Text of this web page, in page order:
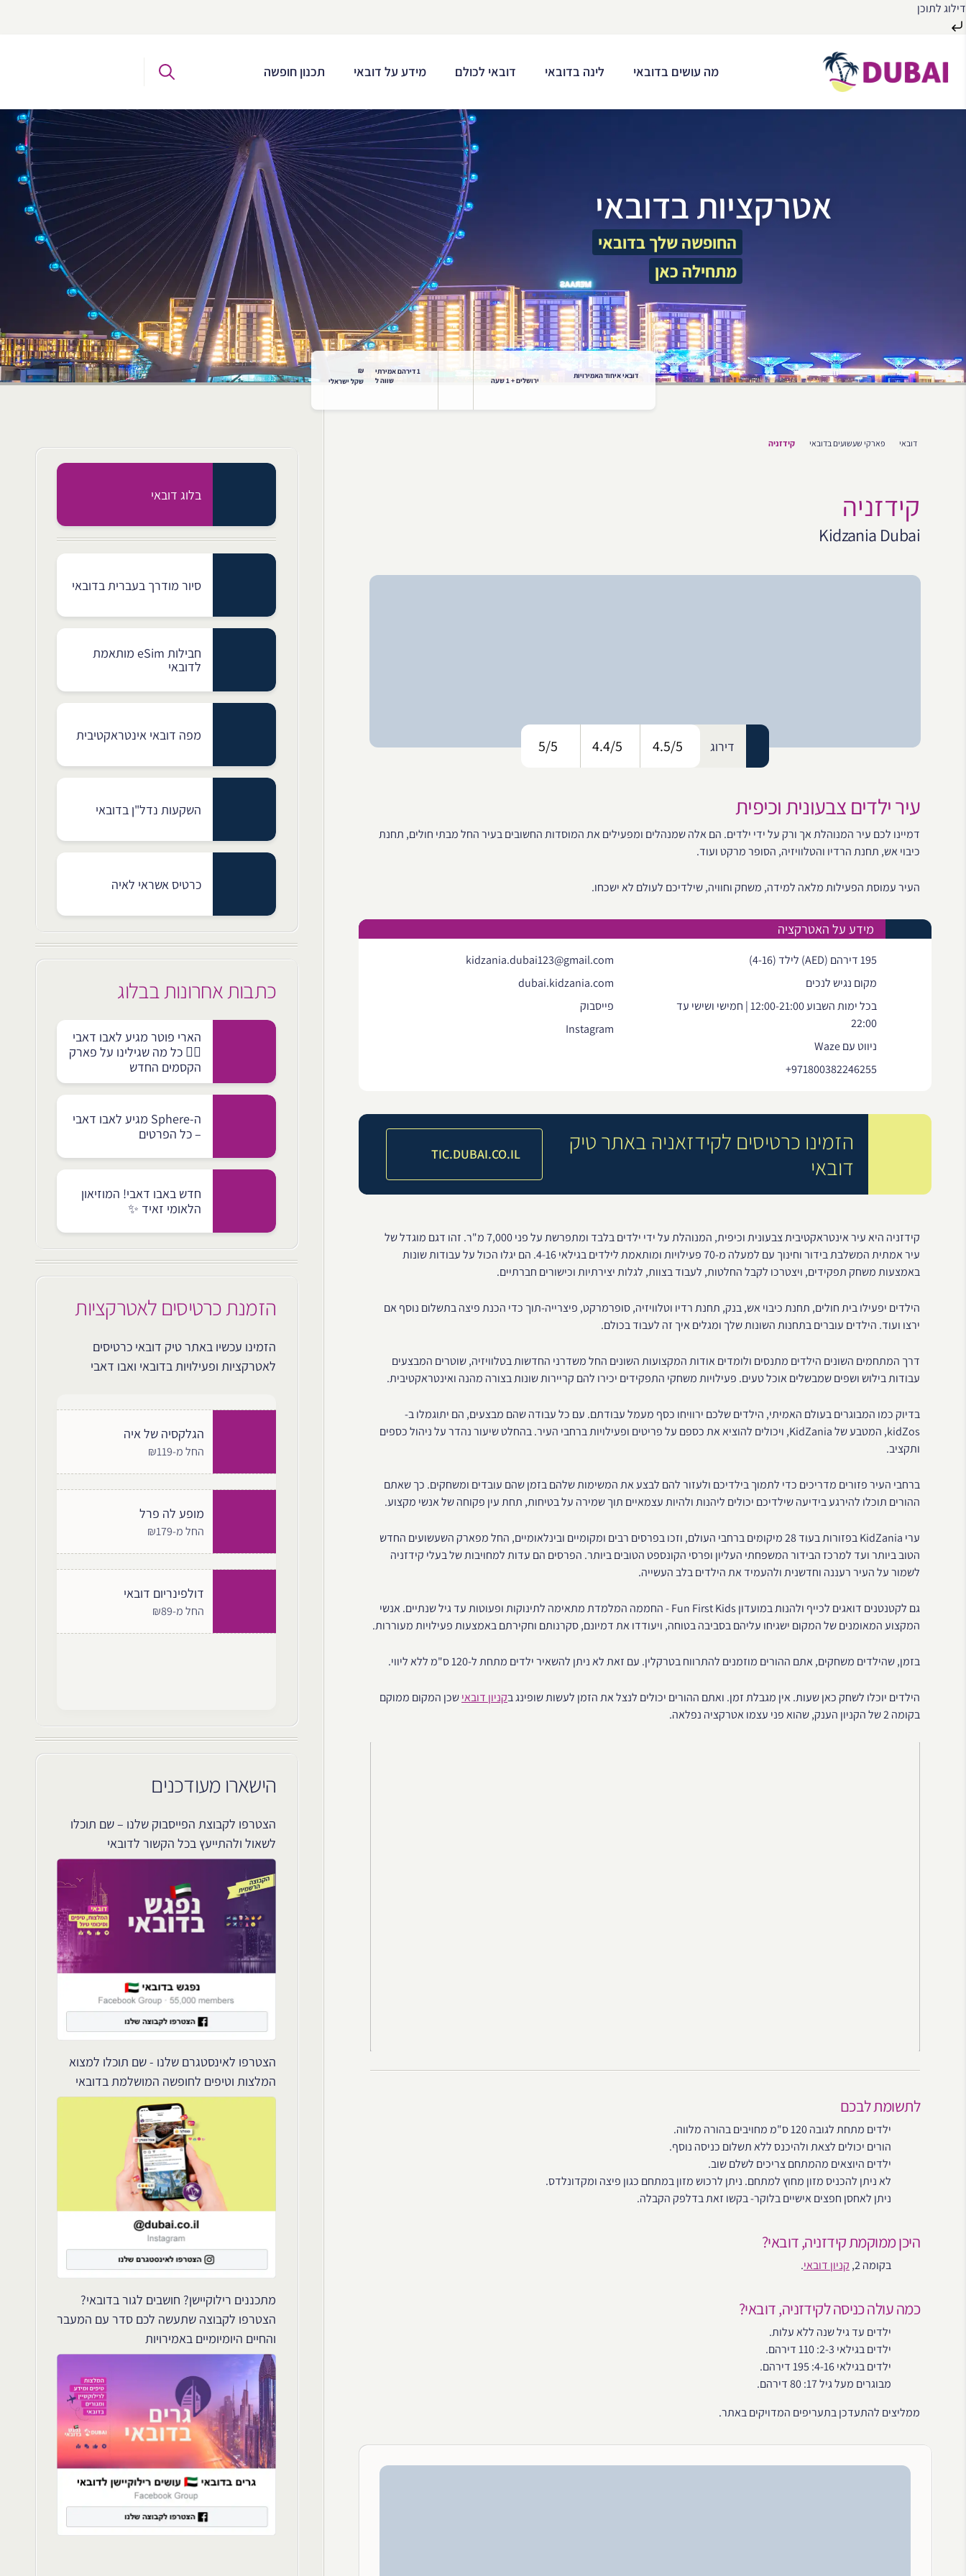
דילוג לתוכן
מה עושים בדובאי לינה בדובאי דובאי לכולם מידע על דובאי תכנון חופשה
אטרקציות בדובאי
החופשה שלך בדובאי
מתחילה כאן
דובאי איחוד האמירויות ירושלים + 1 שעה
1 דירהם אמירתי
שווה ל
₪
שקל ישראלי
דובאי פארקי שעשועים בדובאי קידזניה
קידזניה
Kidzania Dubai
דירוג 4.5/5
4.4/5
5/5
עיר ילדים צבעונית וכיפית
דמיינו לכם עיר המנוהלת אך ורק על ידי ילדים. הם אלה שמנהלים ומפעילים את המוסדות החשובים בעיר החל מבתי חולים, תחנת
כיבוי אש, תחנת הרדיו והטלוויזיה, הסופר מרקט ועוד.
העיר עמוסת הפעילות מלאה למידה, משחק וחוויה, שילדיכם לעולם לא ישכחו.
מידע על האטרקציה
195 דירהם (AED) לילד (4-16)
מקום נגיש לנכים
בכל ימות השבוע 12:00-21:00 | חמישי ושישי עד
22:00
ניווט עם Waze
+971800382246255
kidzania.dubai123@gmail.com
dubai.kidzania.com
פייסבוק
Instagram
הזמינו כרטיסים לקידזאניה באתר טיק
דובאי
TIC.DUBAI.CO.IL
קידזניה היא עיר אינטראקטיבית צבעונית וכיפית, המנוהלת על ידי ילדים בלבד ומתפרשת על פני 7,000 מ"ר. זהו דגם מוגדל של
עיר אמתית המשלבת בידור וחינוך עם למעלה מ-70 פעילויות ומותאמת לילדים בגילאי 4-16. הם יגלו הכול על עבודות שונות
באמצעות משחק תפקידים, ויצטרכו לקבל החלטות, לעבוד בצוות, לגלות יצירתיות וכישורים חברתיים.
הילדים יפעילו בית חולים, תחנת כיבוי אש, בנק, תחנת רדיו וטלוויזיה, סופרמרקט, פיצרייה-תוך כדי הכנת פיצה בתשלום נוסף אם
ירצו ועוד. הילדים עוברים בתחנות השונות שלך ומגלים איך זה לעבוד בכולם.
דרך המתחמים השונים הילדים מתנסים ולומדים אודות המקצועות השונים החל משדרני החדשות בטלוויזיה, שוטרים המבצעים
עבודות בילוש ושפים שמבשלים אוכל טעים. פעילויות משחקי התפקידים יכירו להם קריירות שונות בצורה מהנה ואינטראקטיבית.
בדיוק כמו המבוגרים בעולם האמיתי, הילדים שלכם ירוויחו כסף מעמל עבודתם. עם כל עבודה שהם מבצעים, הם יתוגמלו ב-
kidZos, המטבע של KidZania, ויכולים להוציא את כספם על פריטים ופעילויות ברחבי העיר. בהחלט שיעור נהדר על ניהול כספים
ותקציב.
ברחבי העיר פזורים מדריכים כדי לתמוך בילדיכם ולעזור להם לבצע את המשימות שלהם בזמן שהם עובדים ומשחקים. כך שאתם
ההורים תוכלו להירגע בידיעה שילדיכם יכולים ליהנות ולהיות עצמאיים תוך שמירה על בטיחות, תחת עין פקוחה של אנשי מקצוע.
ערי KidZania בפזורות בעוד 28 מיקומים ברחבי העולם, וזכו בפרסים רבים ומקומיים ובינלאומיים, החל מפארק השעשועים החדש
הטוב ביותר ועד למרכז הבידור המשפחתי העליון ופרסי הקונספט הטובים ביותר. הפרסים הם עדות למחויבות של בעלי קידזניה
לשמור על העיר רעננה וחדשנית ולהעמיד את הילדים בלב העשייה.
גם לקטנטנים דואגים לכייף ולהנות במועדון Fun First Kids - החממה המלמדת מתאימה לתינוקות ופעוטות עד גיל שנתיים. אנשי
המקצוע המאומנים של המקום ישגיחו עליהם בסביבה בטוחה, ויעודדו את דמיונם, סקרנותם וחקירתם באמצעות פעילויות מעוררות.
בזמן, שהילדים משחקים, אתם ההורים מוזמנים להתרווח בטרקלין. עם זאת לא ניתן להשאיר ילדים מתחת ל-120 ס"מ ללא ליווי.
הילדים יוכלו לשחק כאן שעות. אין מגבלת זמן. ואתם ההורים יכולים לנצל את הזמן לעשות שופינג בקניון דובאישכן המקום ממוקם
בקומה 2 של הקניון הענק, שהוא פני עצמו אטרקציה נפלאה.
לתשומת לבכם
ילדים מתחת לגובה 120 ס"מ מחויבים בהורה מלווה.
הורים יכולים לצאת ולהיכנס ללא תשלום כניסה נוסף.
ילדים היוצאים מהמתחם צריכים לשלם שוב.
לא ניתן להכניס מזון מחוץ למתחם. ניתן לרכוש מזון במתחם כגון פיצה ומקדונלדס.
ניתן לאחסן חפצים אישיים בלוקר- בקשו זאת בדלפק הקבלה.
היכן ממוקמת קידזניה, דובאי?
בקומה 2, קניון דובאי.
כמה עולה כניסה לקידזניה, דובאי?
ילדים עד גיל שנה ללא עלות.
ילדים בגילאי 2-3: 110 דירהם.
ילדים בגילאי 4-16: 195 דירהם.
מבוגרים מעל גיל 17: 80 דירהם.
ממליצים להתעדכן בתעריפים המדויקים באתר.
בלוג דובאי
סיור מודרך בעברית בדובאי
חבילות eSim מותאמת
לדובאי
מפה דובאי אינטראקטיבית
השקעות נדל"ן בדובאי
כרטיס אשראי לאיה
כתבות אחרונות בבלוג
הארי פוטר מגיע לאבו דאבי
🧙‍♂️ כל מה שגילינו על פארק
הקסמים החדש
ה-Sphere מגיע לאבו דאבי
– כל הפרטים
חדש באבו דאבי! המוזיאון
הלאומי זאיד ✨
הזמנת כרטיסים לאטרקציות
הזמינו עכשיו באתר טיק דובאי כרטיסים
לאטרקציות ופעילויות בדובאי ואבו דאבי
הגלקסיה של איה
החל מ-₪119
מופע לה פרל
החל מ-₪179
דולפינריום דובאי
החל מ-₪89
הישארו מעודכנים
הצטרפו לקבוצת הפייסבוק שלנו – שם תוכלו
לשאול ולהתייעץ בכל הקשור לדובאי
הצטרפו לאינסטגרם שלנו - שם תוכלו למצוא
המלצות וטיפים לחופשה המושלמת בדובאי
מתכננים רילוקיישן? חושבים לגור בדובאי?
הצטרפו לקבוצה שתעשה לכם סדר עם המעבר
והחיים היומיומיים באמירויות